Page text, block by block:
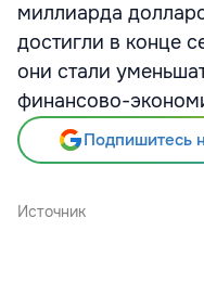
миллиарда
достигли в конце
они стали
финансово-
Подпишитесь
Источник